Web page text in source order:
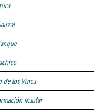
de los Vinos
insular